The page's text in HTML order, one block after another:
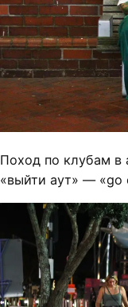
Поход по клубам в
«выйти аут» — «go